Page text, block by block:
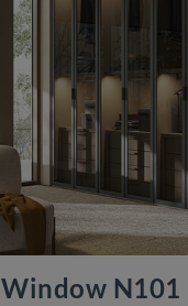
Window N101